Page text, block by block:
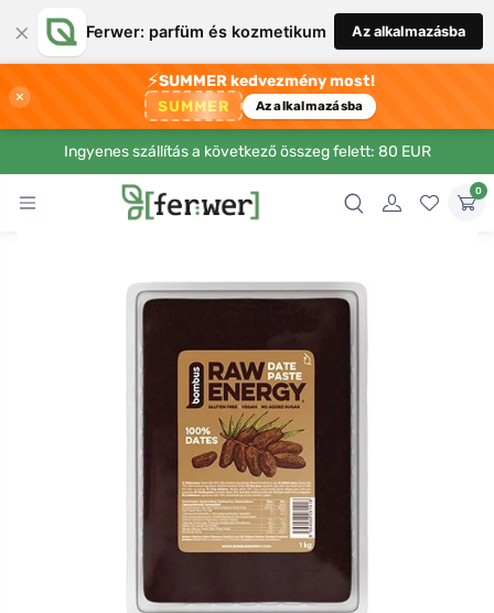
× Ferwer: parfüm és kozmetikum Az alkalmazásba
×
⚡SUMMER kedvezmény most!
SUMMER Az alkalmazásba
Ingyenes szállítás a következő összeg felett: 80 EUR
0